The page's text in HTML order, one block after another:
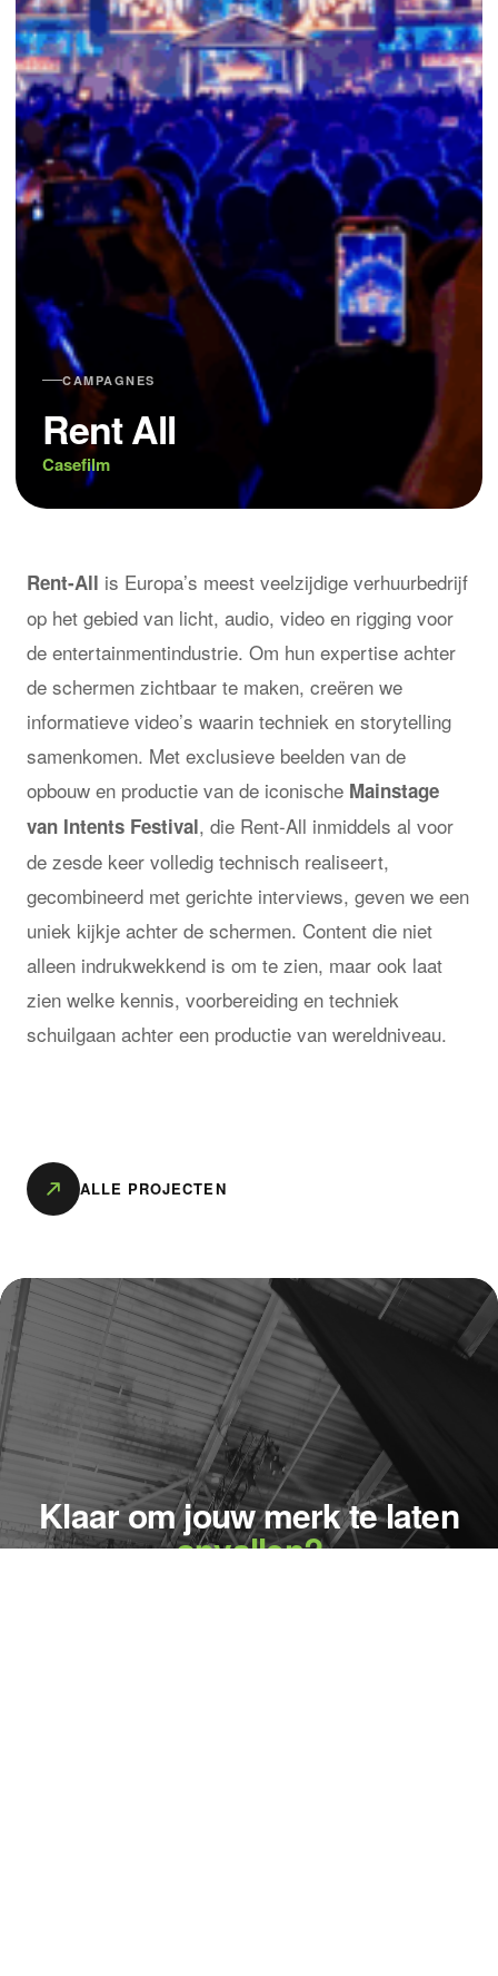
CAMPAGNES
Rent All
Casefilm
Rent-All is Europa’s meest veelzijdige verhuurbedrijf
op het gebied van licht, audio, video en rigging voor
de entertainmentindustrie. Om hun expertise achter
de schermen zichtbaar te maken, creëren we
informatieve video’s waarin techniek en storytelling
samenkomen. Met exclusieve beelden van de
opbouw en productie van de iconische Mainstage
van Intents Festival, die Rent-All inmiddels al voor
de zesde keer volledig technisch realiseert,
gecombineerd met gerichte interviews, geven we een
uniek kijkje achter de schermen. Content die niet
alleen indrukwekkend is om te zien, maar ook laat
zien welke kennis, voorbereiding en techniek
schuilgaan achter een productie van wereldniveau.
ALLE PROJECTEN
Klaar om jouw merk te laten
opvallen?